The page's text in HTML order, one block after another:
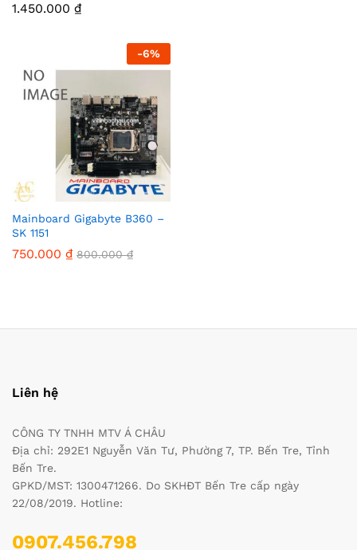
1.450.000 ₫
-6%
Mainboard Gigabyte B360 –
SK 1151
750.000 ₫ 800.000₫
Liên hệ
CÔNG TY TNHH MTV Á CHÂU
Địa chỉ: 292E1 Nguyễn Văn Tư, Phường 7, TP. Bến Tre, Tỉnh
Bến Tre.
GPKD/MST: 1300471266. Do SKHĐT Bến Tre cấp ngày
22/08/2019. Hotline:
0907.456.798